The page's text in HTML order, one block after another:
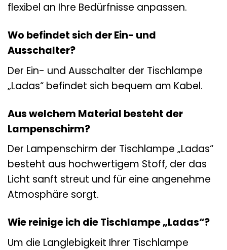
flexibel an Ihre Bedürfnisse anpassen.
Wo befindet sich der Ein- und
Ausschalter?
Der Ein- und Ausschalter der Tischlampe
„Ladas“ befindet sich bequem am Kabel.
Aus welchem Material besteht der
Lampenschirm?
Der Lampenschirm der Tischlampe „Ladas“
besteht aus hochwertigem Stoff, der das
Licht sanft streut und für eine angenehme
Atmosphäre sorgt.
Wie reinige ich die Tischlampe „Ladas“?
Um die Langlebigkeit Ihrer Tischlampe